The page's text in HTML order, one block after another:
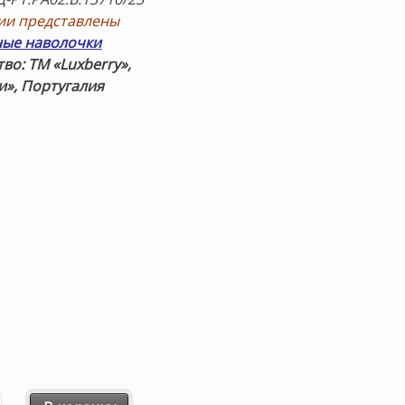
представлены
наволочки
ТМ «Luxberry»,
Португалия